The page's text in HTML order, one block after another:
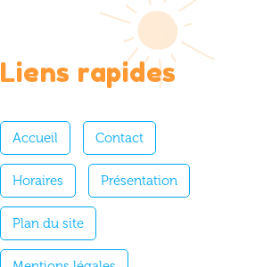
Liens rapides
Accueil Contact
Horaires Présentation
Plan du site